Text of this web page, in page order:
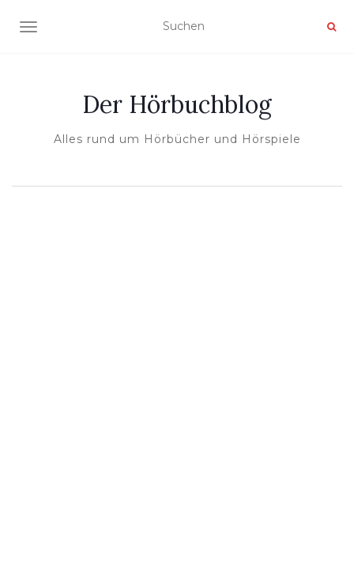
NAVIGATION UMSCHALTEN
Der Hörbuchblog
Alles rund um Hörbücher und Hörspiele